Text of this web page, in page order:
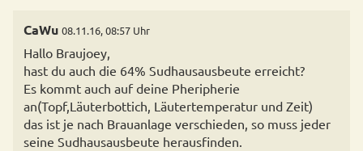
CaWu 08.11.16, 08:57 Uhr
Hallo Braujoey,
hast du auch die 64% Sudhausausbeute erreicht?
Es kommt auch auf deine Pheripherie
an(Topf,Läuterbottich, Läutertemperatur und Zeit)
das ist je nach Brauanlage verschieden, so muss jeder
seine Sudhausausbeute herausfinden.